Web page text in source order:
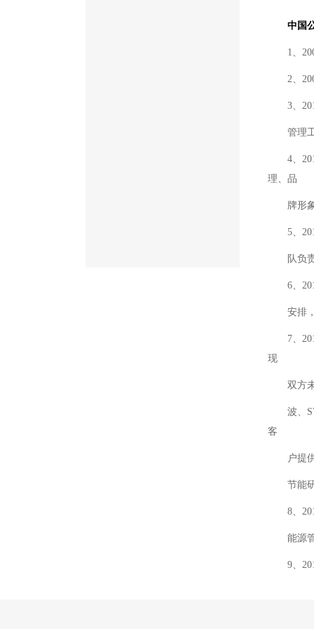
中国
1、
2、
3、
管理
4、
理、品
牌形
5、
队负
6、
安排
7、
现
双方
波、
客
户提
节能
8、
能源
9、